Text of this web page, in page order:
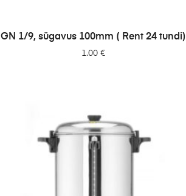
LISA PÄRINGUSSE
GN 1/9, sügavus 100mm ( Rent 24 tundi)
1.00€